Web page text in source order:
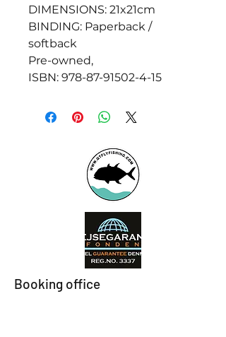
DIMENSIONS: 21x21cm
BINDING: Paperback /
softback
Pre-owned,
ISBN: 978-87-91502-4-15
Booking office